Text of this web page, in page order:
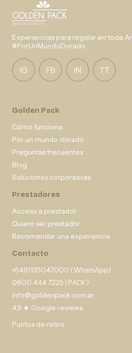
Experiencias para regalar en toda
#PorUnMundoDorado
Golden Pack
Cómo funciona
Por un mundo dorado
Preguntas frecuentes
Blog
Soluciones corporativas
Prestadores
Acceso a prestador
Quiero ser prestador
Recomendar una experiencia
Contacto
+5491135047000 (WhatsApp)
0800 444 7225 (PACK)
info@goldenpack.com.ar
4,9 ★ Google reviews
Puntos de retiro